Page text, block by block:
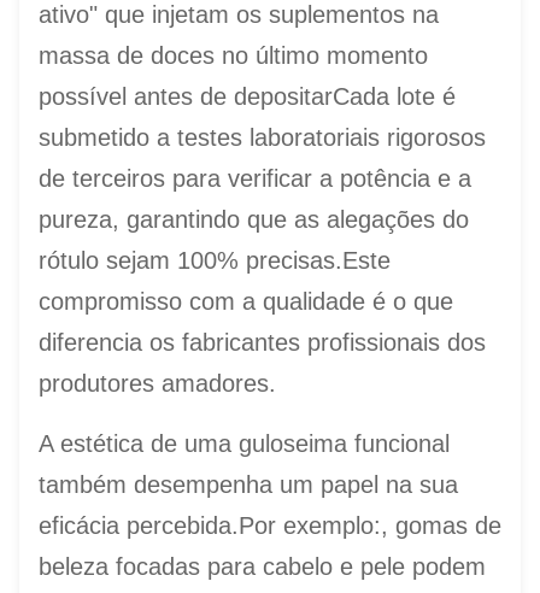
ativo" que injetam os suplementos na
massa de doces no último momento
possível antes de depositarCada lote é
submetido a testes laboratoriais rigorosos
de terceiros para verificar a potência e a
pureza, garantindo que as alegações do
rótulo sejam 100% precisas.Este
compromisso com a qualidade é o que
diferencia os fabricantes profissionais dos
produtores amadores.
A estética de uma guloseima funcional
também desempenha um papel na sua
eficácia percebida.Por exemplo:, gomas de
beleza focadas para cabelo e pele podem